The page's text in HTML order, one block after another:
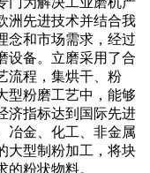
洲先进技术并结合我
念和市场需求，经过
设备。立磨采用了合
流程，集烘干、粉
型粉磨工艺中，能够
济指标达到国际先进
冶金、化工、非金属
大型制粉加工，将块
粉状物料。